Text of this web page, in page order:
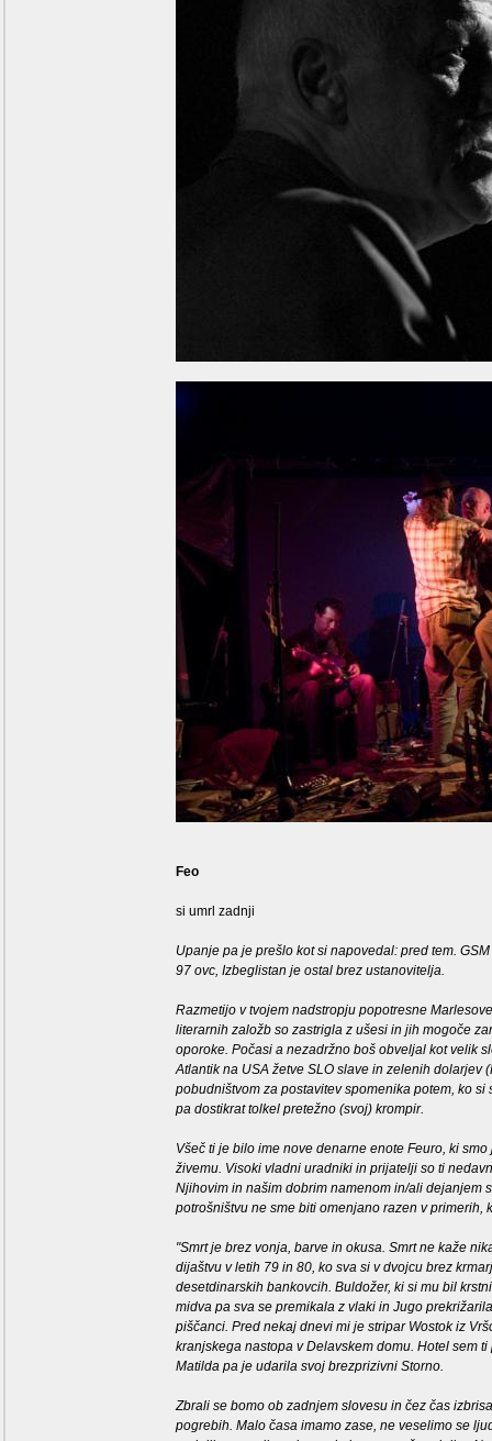
Feo
si umrl zadnji
Upanje pa je prešlo kot si napovedal: pred tem.
97 ovc, Izbeglistan je ostal brez ustanovitelja.
Razmetijo v tvojem nadstropju popotresne
literarnih založb so zastrigla z ušesi in jih mogoče
oporoke. Počasi a nezadržno boš obveljal kot velik
Atlantik na USA žetve SLO slave in zelenih dolarjev
pobudništvom za postavitev spomenika potem, ko
pa dostikrat tolkel pretežno (svoj) krompir.
Všeč ti je bilo ime nove denarne enote Feuro, ki
živemu. Visoki vladni uradniki in prijatelji so ti
Njihovim in našim dobrim namenom in/ali dejanjem
potrošništvu ne sme biti omenjano razen v
"Smrt je brez vonja, barve in okusa. Smrt ne kaže
dijaštvu v letih 79 in 80, ko sva si v dvojcu brez
desetdinarskih bankovcih. Buldožer, ki si mu bil
midva pa sva se premikala z vlaki in Jugo
piščanci. Pred nekaj dnevi mi je stripar Wostok iz
kranjskega nastopa v Delavskem domu. Hotel sem
Matilda pa je udarila svoj brezprizivni Storno.
Zbrali se bomo ob zadnjem slovesu in čez čas
pogrebih. Malo časa imamo zase, ne veselimo se